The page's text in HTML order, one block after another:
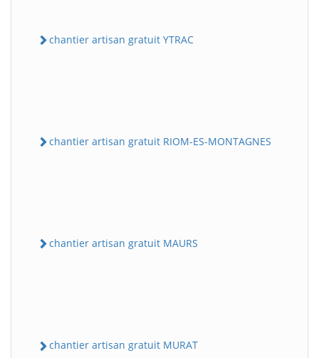
chantier artisan gratuit YTRAC
chantier artisan gratuit RIOM-ES-MONTAGNES
chantier artisan gratuit MAURS
chantier artisan gratuit MURAT